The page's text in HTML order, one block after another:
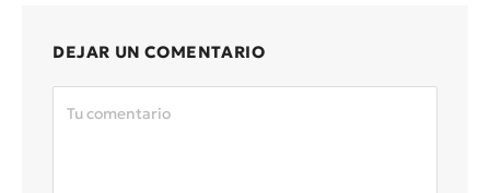
DEJAR UN COMENTARIO